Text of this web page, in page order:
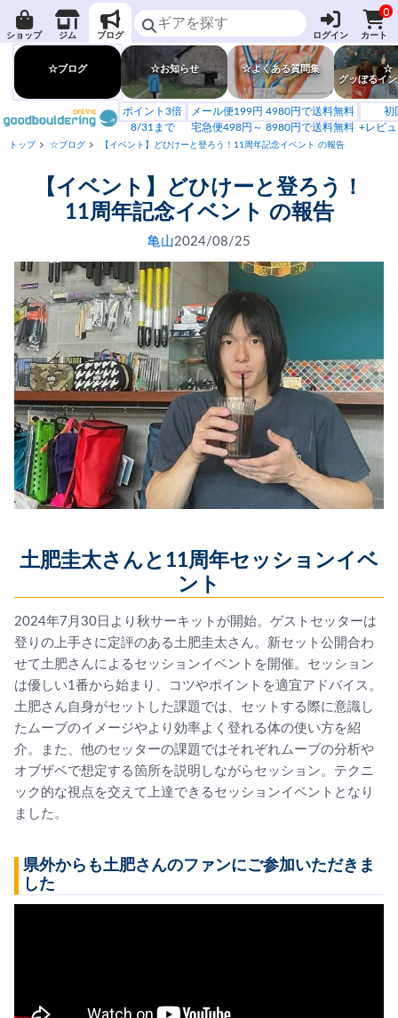
ショップ ジム ブログ ログイン
0
カート
☆ブログ ☆お知らせ ☆よくある質問集
☆
グッぼるイ
ポイント3倍
8/31まで
メール便199円 4980円で送料無料
宅急便498円～ 8980円で送料無料
初
+レビ
トップ ☆ブログ 【イベント】どひけーと登ろう！11周年記念イベント の報告
【イベント】どひけーと登ろう！
11周年記念イベント の報告
亀山2024/08/25
土肥圭太さんと11周年セッションイベ
ント
2024年7月30日より秋サーキットが開始。ゲストセッターは
登りの上手さに定評のある土肥圭太さん。新セット公開合わ
せて土肥さんによるセッションイベントを開催。セッション
は優しい1番から始まり、コツやポイントを適宜アドバイス。
土肥さん自身がセットした課題では、セットする際に意識し
たムーブのイメージやより効率よく登れる体の使い方を紹
介。また、他のセッターの課題ではそれぞれムーブの分析や
オブザベで想定する箇所を説明しながらセッション。テクニ
ック的な視点を交えて上達できるセッションイベントとなり
ました。
県外からも土肥さんのファンにご参加いただきま
した